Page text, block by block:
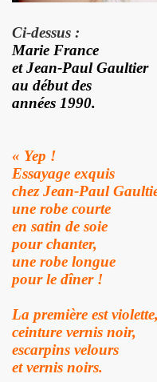
Ci-dessus :
Marie France
et Jean-Paul Gaultier
au début des
années 1990.
« Yep !
Essayage exquis
chez Jean-Paul
une robe courte
en satin de soie
pour chanter,
une robe longue
pour le dîner!
La première est violette,
ceinture vernis noir,
escarpins velours
et vernis noirs.
BIJOU (Vincent
du "Aseptise Tour")
le 9 mars 2024 a
mort)" le 17
DANGER DE SE
Paris (Liege) :
(hiver 2024)
AMORES : chronique
ET PAUL SIMONON),